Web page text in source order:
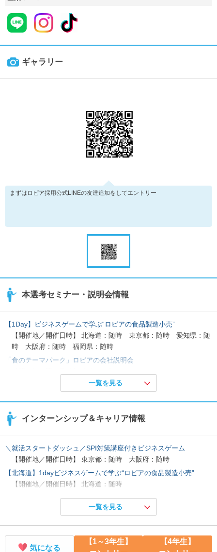
ギャラリー
まずはロピア採用公式LINEの友達追加をしてエントリー
本選考セミナー・説明会情報
【1Day】ビジネスゲームで学ぶ“ロピアの食品製造小売”
【開催地／開催日時】 北海道：随時 東京都：随時 愛知県：随
時 大阪府：随時 福岡県：随時
「食のテーマパーク」ロピアの会社説明会
「食のテーマパーク」ロピアのWEB説明会
一覧を見る
インターンシップ＆キャリア情報
＼就活スタートダッシュ／SPI対策講座付きビジネスゲーム
【開催地／開催日時】 東京都：随時 大阪府：随時
【北海道】1dayビジネスゲームで学ぶ“ロピアの食品製造小売”
【開催地／開催日時】 北海道：随時
【東北】1dayビジネスゲームで学ぶ“ロピアの食品製造小売”
【開催地／開催日時】 宮城県：随時
【開催地／開催日時】 東京都：随時
【中部】1dayビジネスゲームで学ぶ“ロピアの食品製造小売”
一覧を見る
気になる
【1～3年生】
【4年生】